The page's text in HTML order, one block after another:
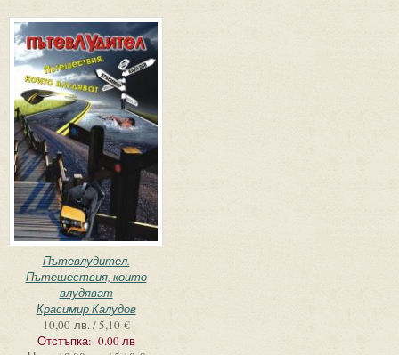
Пътевлудител.
Пътешествия, които
влудяват
Красимир Калудов
10,00 лв. / 5,10 €
Отстъпка: -0.00 лв